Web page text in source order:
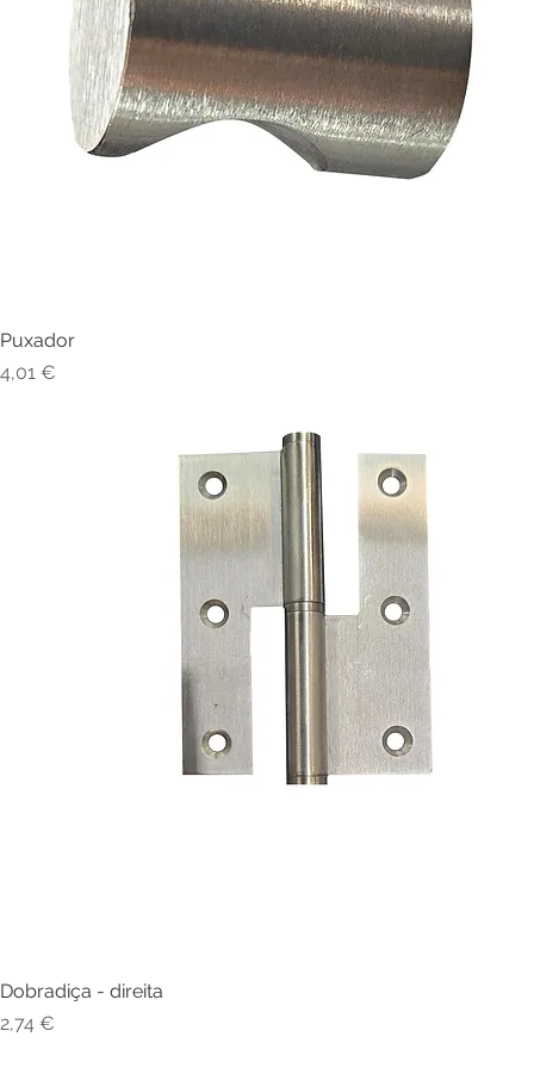
Puxador
Preço
4,01 €
Dobradiça - direita
Preço
2,74 €